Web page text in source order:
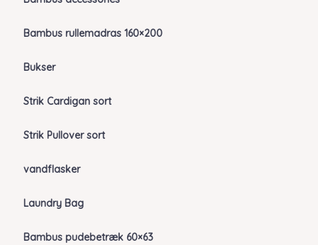
Bambus rullemadras 160×200
Bukser
Strik Cardigan sort
Strik Pullover sort
vandflasker
Laundry Bag
Bambus pudebetræk 60×63